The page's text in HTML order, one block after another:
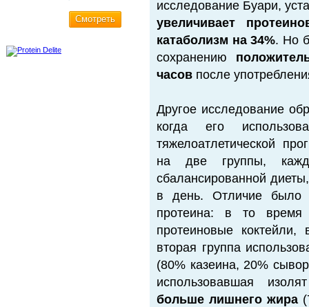
Cмотреть
исследование Буари,
увеличивает
катаболизм на 34%. Но
сохранению
часов после
Другое исследование
когда его
тяжелоатлетической
на две группы,
сбалансированной
в день. Отличие было
протеина: в то время
протеиновые
вторая группа
(80% казеина, 20%
использовавшая
больше лишнего жира